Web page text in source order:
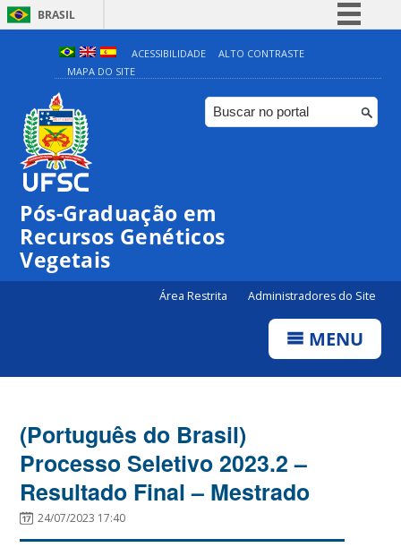
BRASIL
Simplifique!
Comunica BR
Participe
ACESSIBILIDADE
ALTO CONTRASTE
MAPA DO SITE
Pós-Graduação em
Recursos Genéticos
Vegetais
Área Restrita Administradores do Site
MENU
(Português do Brasil)
Processo Seletivo 2023.2 –
Resultado Final – Mestrado
24/07/2023 17:40